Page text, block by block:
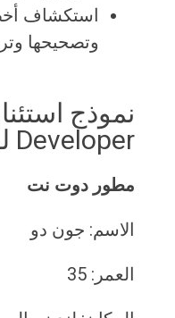
استكشاف
وتصحيحها
Developer للإلهام
مطور دوت نت
الاسم: جون دو
العمر: 35